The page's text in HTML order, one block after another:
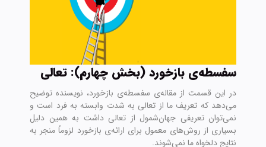
سفسطه‌ی بازخورد (بخش چهارم): تعالی
در این قسمت از مقاله‌ی سفسطه‌ی بازخورد، نویسنده توضیح
می‌دهد که تعریف ما از تعالی به شدت وابسته به فرد است و
نمی‌توان تعریفی جهان‌شمول از تعالی داشت به همین دلیل
بسیاری از روش‌های معمول برای ارائه‌ی بازخورد لزوماً منجر به
نتایج دلخواه ما نمی‌شوند.